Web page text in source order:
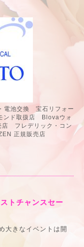
電池交換 宝石リフォー
ンド取扱店 Blovaウォ
店 フレデリック・コン
正規販売店
トチャンスセー
大きなイベントは開